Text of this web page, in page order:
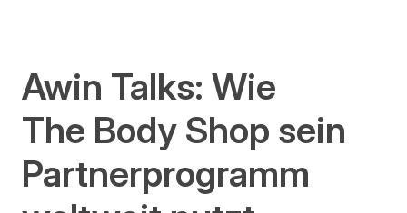
Awin Talks: Wie
The Body Shop sein
Partnerprogramm